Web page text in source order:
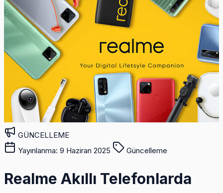
GÜNCELLEME
Yayınlanma: 9 Haziran 2025
Güncelleme
Realme Akıllı Telefonlarda